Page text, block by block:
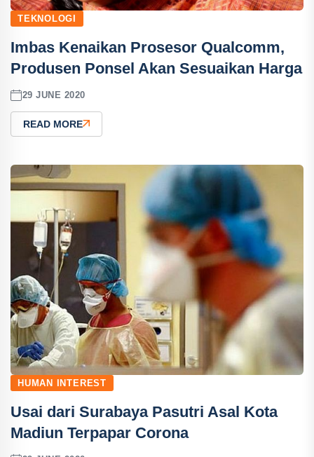
TEKNOLOGI
Imbas Kenaikan Prosesor Qualcomm,
Produsen Ponsel Akan Sesuaikan Harga
29 JUNE 2020
READ MORE
HUMAN INTEREST
Usai dari Surabaya Pasutri Asal Kota
Madiun Terpapar Corona